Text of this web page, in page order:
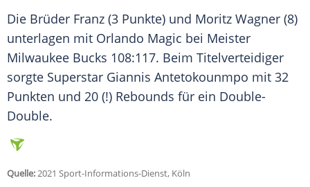
Die Brüder Franz (3 Punkte) und Moritz Wagner (8)
unterlagen mit Orlando Magic bei Meister
Milwaukee Bucks 108:117. Beim Titelverteidiger
sorgte Superstar Giannis Antetokounmpo mit 32
Punkten und 20 (!) Rebounds für ein Double-
Double.
Quelle:2021 Sport-Informations-Dienst, Köln